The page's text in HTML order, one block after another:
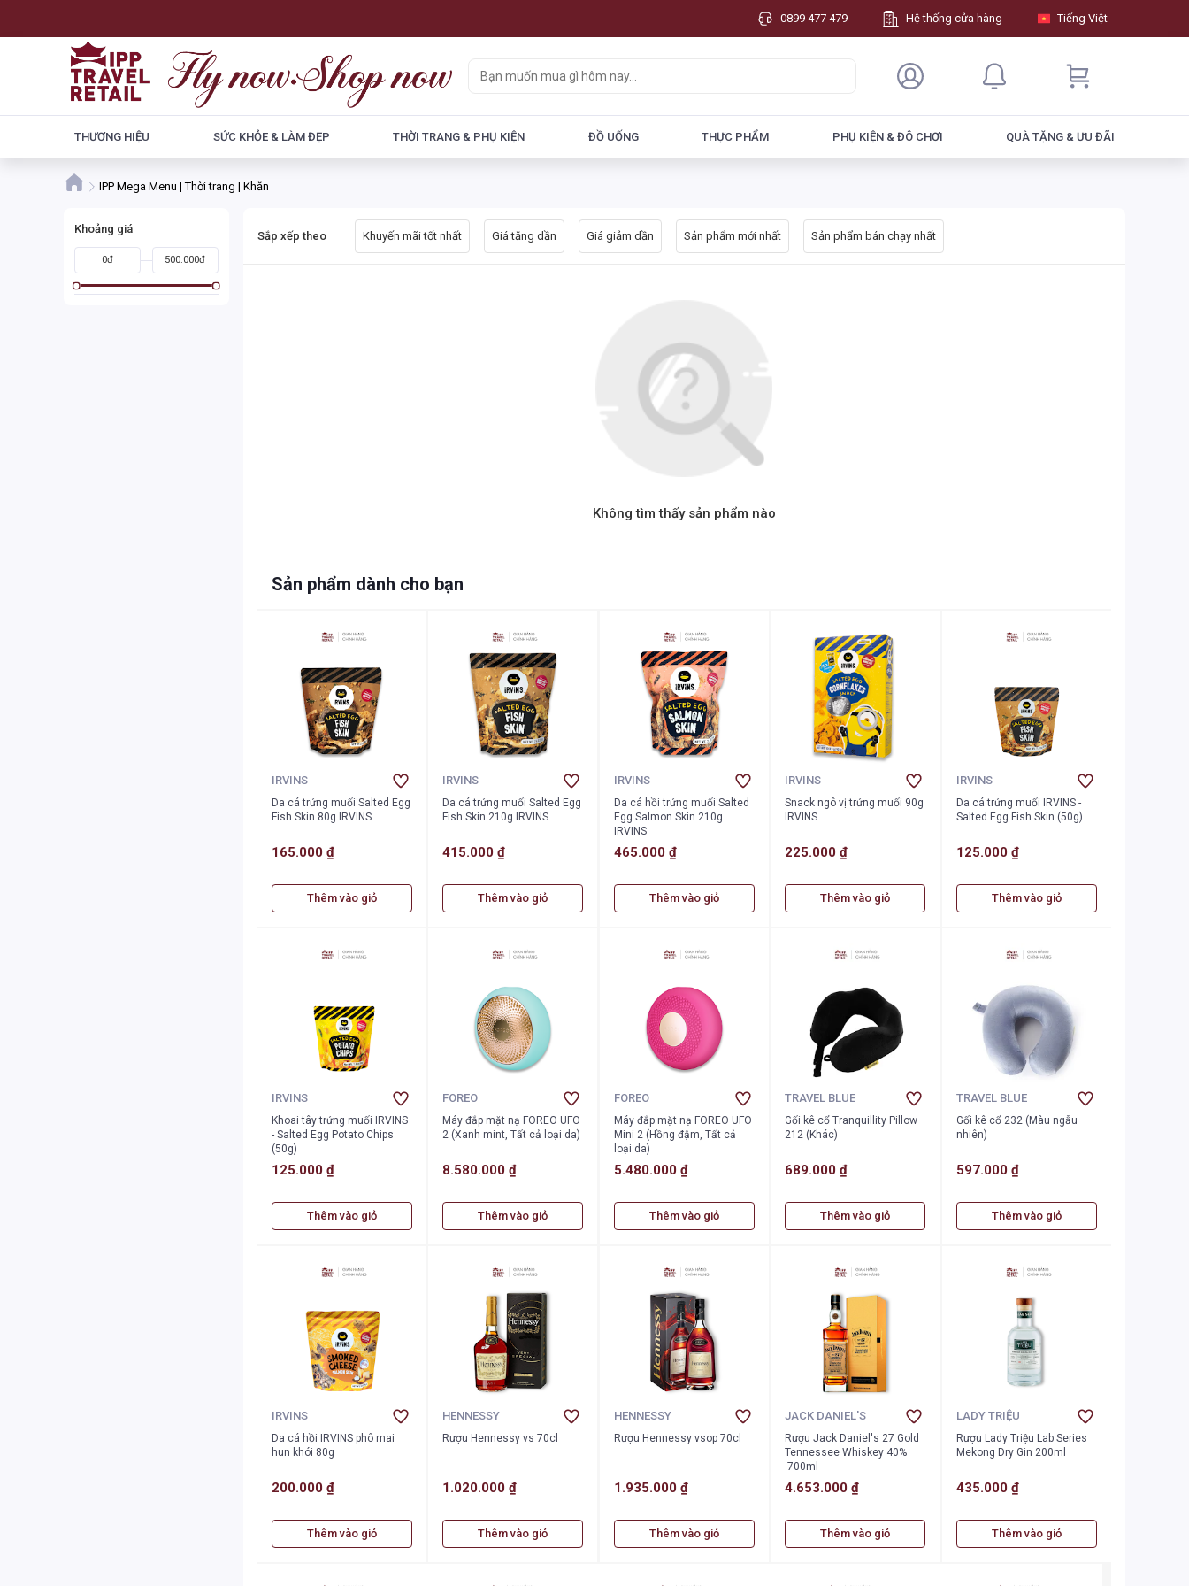
0899 477 479 Hệ thống cửa hàng Tiếng Việt
THƯƠNG HIỆU SỨC KHỎE & LÀM ĐẸP THỜI TRANG & PHỤ KIỆN ĐỒ UỐNG THỰC PHẨM PHỤ KIỆN & ĐÔ CHƠI QUÀ TẶNG & ƯU ĐÃI
IPP Mega Menu | Thời trang | Khăn
Khoảng giá
0đ 500.000đ
Sắp xếp theo Khuyến mãi tốt nhất Giá tăng dần Giá giảm dần Sản phẩm mới nhất Sản phẩm bán chạy nhất
Không tìm thấy sản phẩm nào
Sản phẩm dành cho bạn
IRVINS
Da cá trứng muối Salted Egg
Fish Skin 80g IRVINS
165.000 ₫
Thêm vào giỏ
IRVINS
Da cá trứng muối Salted Egg
Fish Skin 210g IRVINS
415.000 ₫
Thêm vào giỏ
IRVINS
Da cá hồi trứng muối Salted
Egg Salmon Skin 210g
IRVINS
465.000 ₫
Thêm vào giỏ
IRVINS
Snack ngô vị trứng muối 90g
IRVINS
225.000 ₫
Thêm vào giỏ
IRVINS
Da cá trứng muối IRVINS -
Salted Egg Fish Skin (50g)
125.000 ₫
Thêm vào giỏ
IRVINS
Khoai tây trứng muối IRVINS
- Salted Egg Potato Chips
(50g)
125.000 ₫
Thêm vào giỏ
FOREO
Máy đắp mặt nạ FOREO UFO
2 (Xanh mint, Tất cả loại da)
8.580.000 ₫
Thêm vào giỏ
FOREO
Máy đắp mặt nạ FOREO UFO
Mini 2 (Hồng đậm, Tất cả
loại da)
5.480.000 ₫
Thêm vào giỏ
TRAVEL BLUE
Gối kê cổ Tranquillity Pillow
212 (Khác)
689.000 ₫
Thêm vào giỏ
TRAVEL BLUE
Gối kê cổ 232 (Màu ngẫu
nhiên)
597.000 ₫
Thêm vào giỏ
IRVINS
Da cá hồi IRVINS phô mai
hun khói 80g
200.000 ₫
Thêm vào giỏ
HENNESSY
Rượu Hennessy vs 70cl
1.020.000 ₫
Thêm vào giỏ
HENNESSY
Rượu Hennessy vsop 70cl
1.935.000 ₫
Thêm vào giỏ
JACK DANIEL'S
Rượu Jack Daniel's 27 Gold
Tennessee Whiskey 40%
-700ml
4.653.000 ₫
Thêm vào giỏ
LADY TRIỆU
Rượu Lady Triệu Lab Series
Mekong Dry Gin 200ml
435.000 ₫
Thêm vào giỏ